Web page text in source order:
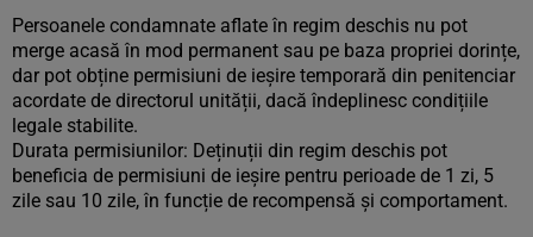
Persoanele condamnate aflate în regim deschis nu pot
merge acasă în mod permanent sau pe baza propriei dorințe,
dar pot obține permisiuni de ieșire temporară din penitenciar
acordate de directorul unității, dacă îndeplinesc condițiile
legale stabilite.
Durata permisiunilor: Deținuții din regim deschis pot
beneficia de permisiuni de ieșire pentru perioade de 1 zi, 5
zile sau 10 zile, în funcție de recompensă și comportament.